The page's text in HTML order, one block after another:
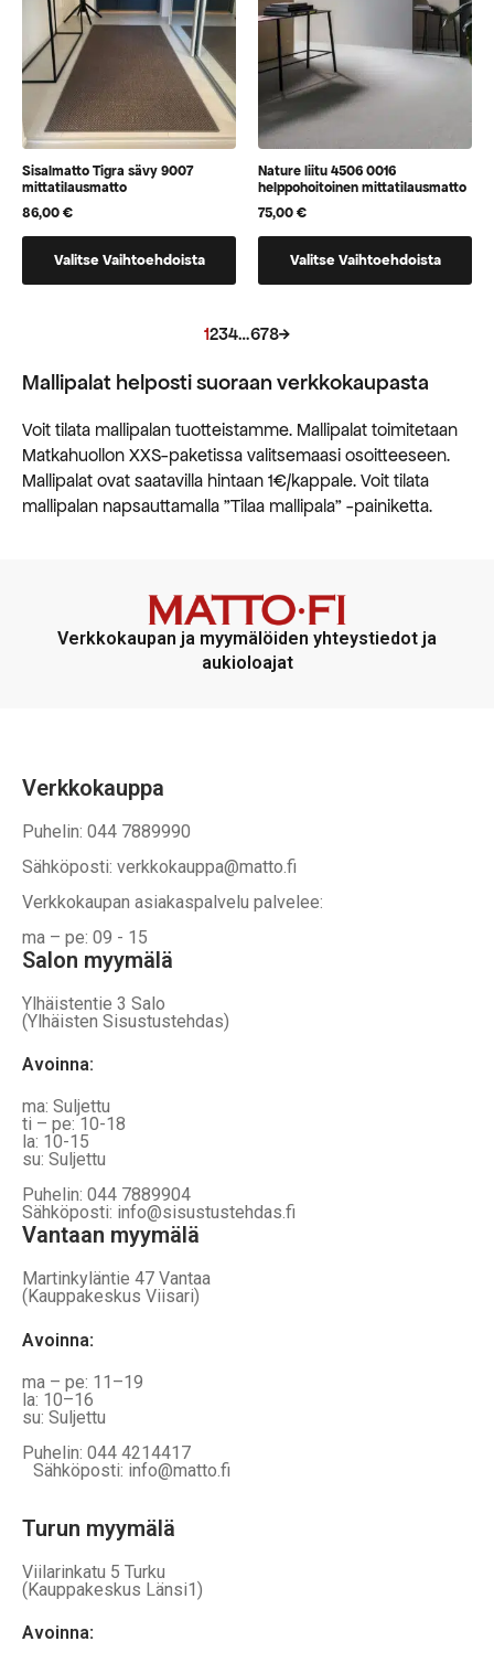
sivulla
sivulla
Sisalmatto Tigra sävy 9007
mittatilausmatto
86,00€
Valitse Vaihtoehdoista
tuotteella
voidaan
tuotteen
sivulla
Nature liitu 4506 0016
helppohoitoinen mittatilausmatto
75,00€
Valitse Vaihtoehdoista
tuotteella
vaihtoehtoja,
voidaan
tuotteen
sivulla
1234…678→
Mallipalat helposti suoraan verkkokaupasta
Voit tilata mallipalan tuotteistamme. Mallipalat toimitetaan
Matkahuollon XXS-paketissa valitsemaasi osoitteeseen.
Mallipalat ovat saatavilla hintaan 1€/kappale. Voit tilata
mallipalan napsauttamalla ”Tilaa mallipala” -painiketta.
Verkkokaupan ja myymälöiden yhteystiedot ja
aukioloajat
Verkkokauppa
Puhelin: 044 7889990
Sähköposti: verkkokauppa@matto.fi
Verkkokaupan asiakaspalvelu palvelee:
ma – pe: 09 - 15
Salon myymälä
Ylhäistentie 3 Salo
(Ylhäisten Sisustustehdas)
Avoinna:
ma: Suljettu
ti – pe: 10-18
la: 10-15
su: Suljettu
Puhelin: 044 7889904
Sähköposti: info@sisustustehdas.fi
Vantaan myymälä
Martinkyläntie 47 Vantaa
(Kauppakeskus Viisari)
Avoinna:
ma – pe: 11–19
la: 10–16
su: Suljettu
Puhelin: 044 4214417
Sähköposti: info@matto.fi
Turun myymälä
Viilarinkatu 5 Turku
(Kauppakeskus Länsi1)
Avoinna: